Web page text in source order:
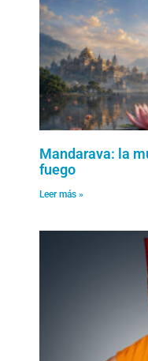
Mandarava: la
fuego
Leer más »